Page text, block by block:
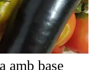
amb base